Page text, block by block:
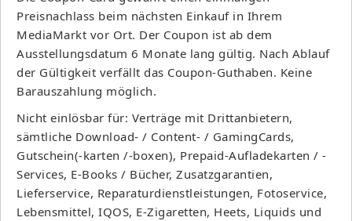
Preisnachlass beim nächsten Einkauf in Ihrem
MediaMarkt vor Ort. Der Coupon ist ab dem
Ausstellungsdatum 6 Monate lang gültig. Nach Ablauf
der Gültigkeit verfällt das Coupon-Guthaben. Keine
Barauszahlung möglich.
Nicht einlösbar für: Verträge mit Drittanbietern,
sämtliche Download- / Content- / GamingCards,
Gutschein(-karten /-boxen), Prepaid-Aufladekarten / -
Services, E-Books / Bücher, Zusatzgarantien,
Lieferservice, Reparaturdienstleistungen, Fotoservice,
Lebensmittel, IQOS, E-Zigaretten, Heets, Liquids und